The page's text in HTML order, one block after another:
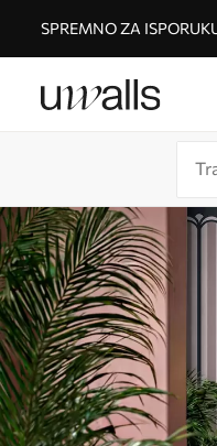
SPREMNO ZA